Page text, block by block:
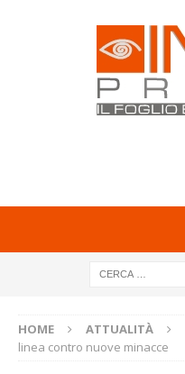
HOME ATTUALITÀ
linea contro nuove minacce